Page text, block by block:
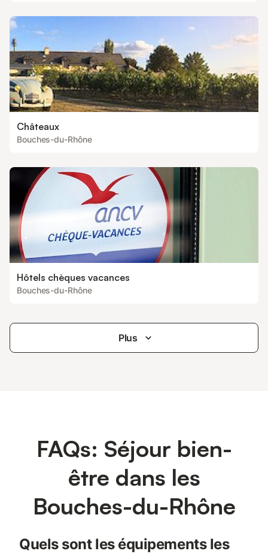
Châteaux
Bouches-du-Rhône
Hôtels chèques vacances
Bouches-du-Rhône
Plus
FAQs: Séjour bien-
être dans les
Bouches-du-Rhône
Quels sont les équipements les